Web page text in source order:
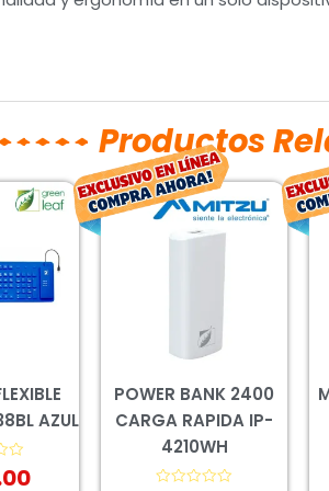
Productos
AZUL
POWER BANK 2400
CARGA RAPIDA IP-
4210WH
El
precio
era:
El
precio